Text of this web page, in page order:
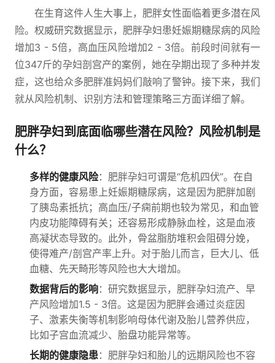
在生育这件人生大事上，肥胖女性面临着更多潜在风
险。权威研究数据显示，肥胖孕妇患妊娠期糖尿病的风险
增加3 - 5倍，高血压风险增加2 - 3倍。前段时间就有一
位347斤的孕妇剖宫产的案例，她在孕期出现了多种并发
症，这也给众多肥胖准妈妈们敲响了警钟。接下来，我们
就从风险机制、识别方法和管理策略三方面详细了解。
肥胖孕妇到底面临哪些潜在风险？风险机制是
什么？
多样的健康风险：肥胖孕妇可谓是“危机四伏”。在自
身方面，容易患上妊娠期糖尿病，这是因为肥胖加剧
了胰岛素抵抗；高血压/子痫前期也较为常见，和血管
内皮功能障碍有关；还容易形成静脉血栓，这是血液
高凝状态导致的。此外，骨盆脂肪堆积会阻碍分娩，
使得难产/剖宫产率上升。对于胎儿而言，巨大儿、低
血糖、先天畸形等风险也大大增加。
数据背后的影响：研究数据显示，肥胖孕妇流产、早
产风险增加1.5 - 3倍。这是因为肥胖会通过炎症因
子、激素失衡等机制影响母体代谢及胎儿营养供应，
比如子宫血流减少、胎盘功能异常等。
长期的健康隐患：肥胖孕妇和胎儿的远期风险也不容